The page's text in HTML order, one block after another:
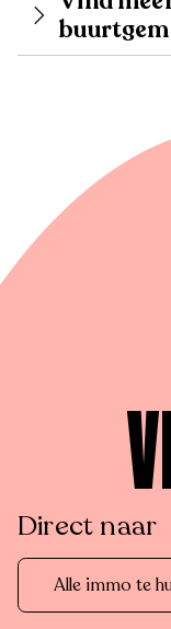
Direct naar
Alle immo te